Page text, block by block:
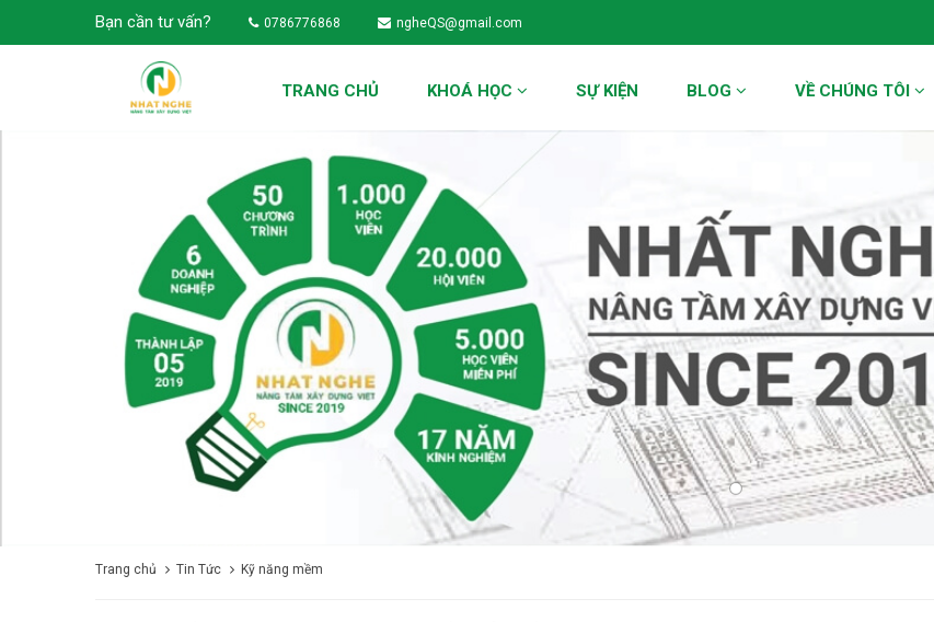
Bạn cần tư vấn? 0786776868 ngheQS@gmail.com
TRANG CHỦ KHOÁ HỌC SỰ KIỆN BLOG VỀ CHÚNG TÔI
Trang chủ Tin Tức Kỹ năng mềm